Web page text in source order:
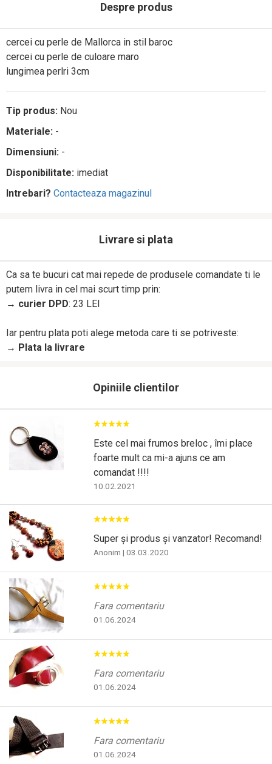
Despre produs
cercei cu perle de Mallorca in stil baroc
cercei cu perle de culoare maro
lungimea perlri 3cm
Tip produs: Nou
Materiale: -
Dimensiuni: -
Disponibilitate: imediat
Intrebari? Contacteaza magazinul
Livrare si plata
Ca sa te bucuri cat mai repede de produsele comandate ti le
putem livra in cel mai scurt timp prin:
→ curier DPD: 23 LEI
Iar pentru plata poti alege metoda care ti se potriveste:
→ Plata la livrare
Opiniile clientilor
Este cel mai frumos breloc , îmi place
foarte mult ca mi-a ajuns ce am
comandat !!!!
10.02.2021
Super și produs și vanzator! Recomand!
Anonim |03.03.2020
Fara comentariu
01.06.2024
Fara comentariu
01.06.2024
Fara comentariu
01.06.2024